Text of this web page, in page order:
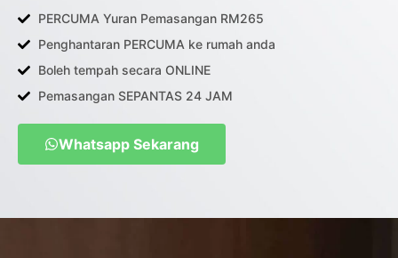
PERCUMA Yuran Pemasangan RM265
Penghantaran PERCUMA ke rumah anda
Boleh tempah secara ONLINE
Pemasangan SEPANTAS 24 JAM
Whatsapp Sekarang